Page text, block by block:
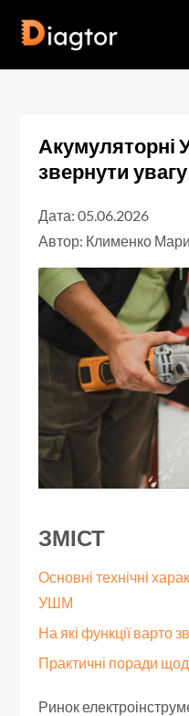
звернути
Дата: 05.06.2026
Автор: Клименко
ЗМІСТ
Основні технічні
УШМ
На які функції варто
Практичні поради
Ринок